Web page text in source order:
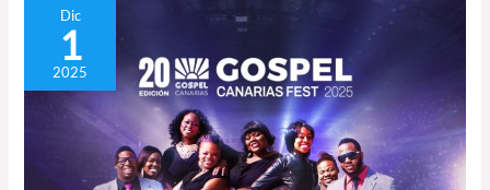
Dic
1
2025
Gospel
Canarias